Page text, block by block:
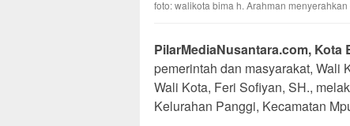
foto: walikota bima h. Arahman
PilarMediaNusantara.com, Kota
pemerintah dan masyarakat, Wali
Wali Kota, Feri Sofiyan, SH.,
Kelurahan Panggi, Kecamatan